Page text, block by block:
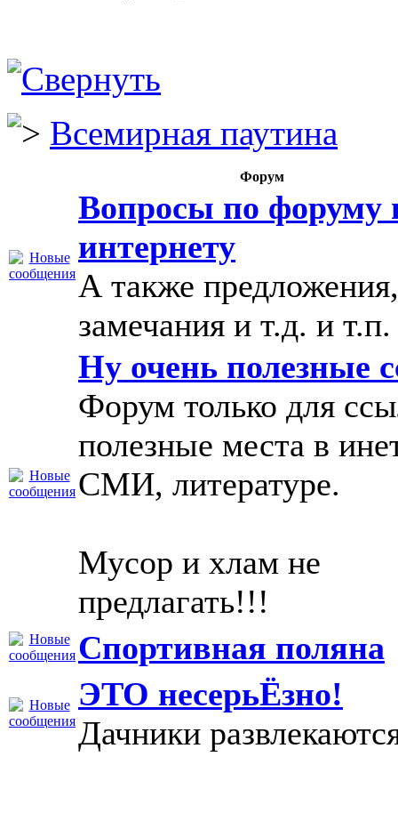
Всемирная паутина
Форум
Вопросы по форуму
интернету
А также предложения,
замечания и т.д. и т.п.
Ну очень полезные
Форум только для
полезные места в
СМИ, литературе.
Мусор и хлам не
предлагать!!!
Спортивная поляна
ЭТО несерьЁзно!
Дачники